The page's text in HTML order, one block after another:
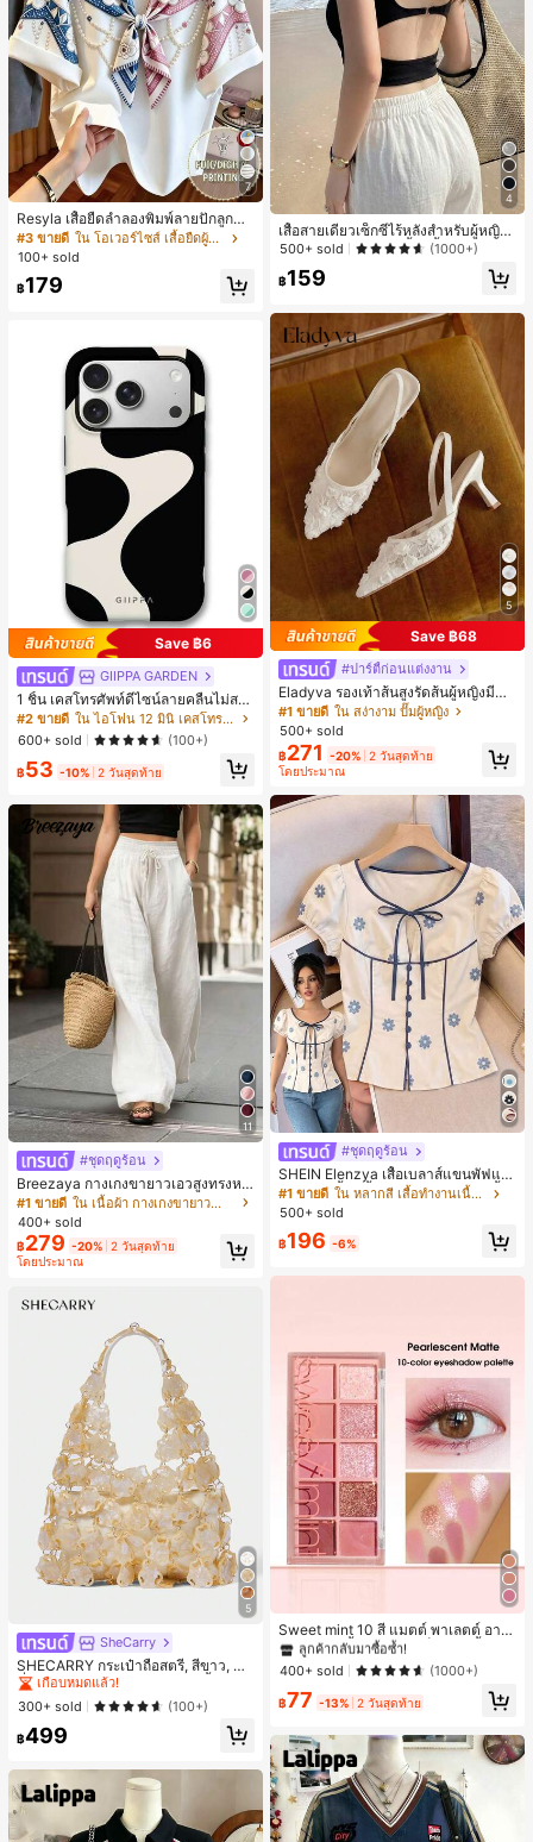
7
Resyla เสื้อยืดลำลองพิมพ์ลายปักลูกปัด
รูปโบว์ขนาดใหญ่สำหรับผู้หญิง
#3 ขายดี
ใน โอเวอร์ไซส์ เสื้อยืดผู้หญิง
100+ sold
฿179
Save ฿6
GIIPPA GARDEN
1 ชิ้น เคสโทรศัพท์ดีไซน์ลายคลื่นไม่สม
มาตรสำหรับ Phone 17 Pro Max, เหม
าะสำหรับ Phone 16 Pro Max, 15 Pro
Max, 14 Pro Max, เคสโทรศัพท์สไตล์เ
กาหลีและน่าสนใจ, เข้ากันได้กับ 11/12/
13/14/15/16 Pro Max Plus, ดีไซน์หรู
ขวัญในอุดมคติสำหรับคริสต์มาส, วันว
าเลนไทน์, อีสเตอร์, ฤดูแต่งงานและวันเ
กิดสำหรับแฟนสาว
#2 ขายดี
ใน ไอโฟน 12 มินิ เคสโทรศัพท์แฟชั่น
600+ sold
(100+)
฿53 -10% 2 วันสุดท้าย
11
#ชุดฤดูร้อน
Breezaya กางเกงขายาวเอวสูงทรงหล
วมขาบานสำหรับผู้หญิง สีขาวเรียบหรูส
ไตล์ชิค เหมาะสำหรับใส่เที่ยวทะเล วันห
ยุดพักผ่อนฤดูร้อน ลุคสบายๆ ใส่ได้หลา
ยโอกาสในชีวิตประจำวัน
#1 ขายดี
ใน เนื้อผ้า กางเกงขายาวลำลองผ้า
400+ sold
฿279 -20% 2 วันสุดท้าย
โดยประมาณ
5
SheCarry
SHECARRY กระเป๋าถือสตรี, สีขาว, แฟ
ชั่น, สง่างาม, วันหยุด, งานปาร์ตี้
#1 ขายดี
เกือบหมดแล้ว!
#1 ขายดี
เกือบหมดแล้ว!
#1 ขายดี
เกือบหมดแล้ว!
#1 ขายดี
ใน บรรยากาศฤดูร้อน กระเป๋าหูหิ้วด้านบนผู้หญิง
เกือบหมดแล้ว!
300+ sold (100+)
฿499
4
เสื้อสายเดี่ยวเซ็กซี่ไร้หลังสำหรับผู้หญิง
พร้อมบราแบบมีฟองน้ำ, เสื้อกล้ามแขน
500+ sold (1000+)
฿159
5
Save ฿68
#ปาร์ตี้ก่อนแต่งงาน
Eladyva รองเท้าส้นสูงรัดส้นผู้หญิงมีดอ
กไม้ประดับตาข่ายเสริมและสามารถสว
มได้สองแบบ ส้นสูง 7 ซม. รูปแบบโรมัน
หรูหรา ส้นเข็ม ลุคเทพนิยาย
#1 ขายดี ใน สง่างาม ปั๊มผู้หญิง
500+ sold
฿271 -20% 2 วันสุดท้าย
โดยประมาณ
#ชุดฤดูร้อน
SHEIN Elenzya เสื้อเบลาส์แขนพัฟแต่
งระบายสีพื้นสีน้ำเงินสำหรับผู้หญิง, เสื้อ
ครอปเข้ารูปผูกโบว์คอวีตัดกันสำหรับฤ
#1 ขายดี
ใน หลากสี เสื้อทำงานเนื้อผ้านุ่ม
500+ sold
฿196 -6%
Sweet mint 10 สี แมตต์ พาเลตต์ อาย
แชโดว์ , 1 ชิ้น อย่างสูง เม็ดสี กันน้ำ ทน
ทาน อายแชโดว์ ถาด อายแชโดว์
ลูกค้ากลับมาซื้อซ้ำ!
#1 ขายดี
ลูกค้ากลับมาซื้อซ้ำ!
#1 ขายดี
ลูกค้ากลับมาซื้อซ้ำ!
#1 ขายดี
ใน ป้องกันรอยเปื้อน พาเลตต์อายแชโดว์
ลูกค้ากลับมาซื้อซ้ำ!
400+ sold (1000+)
฿77 -13% 2 วันสุดท้าย